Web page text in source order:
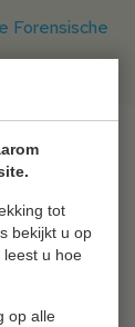
tot
bekijkt u op
leest u hoe
op alle
Forensische